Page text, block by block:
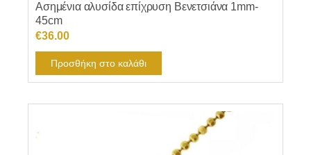
Ασημένια αλυσίδα επίχρυση Βενετσιάνα 1mm-
45cm
€36.00
Προσθήκη στο καλάθι